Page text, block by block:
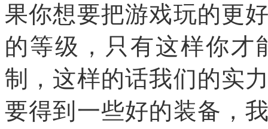
果你想要把游戏玩的更
的等级，只有这样你才
制，这样的话我们的实
要得到一些好的装备，